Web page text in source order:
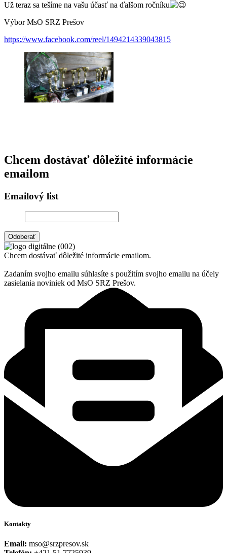
Už teraz sa tešíme na vašu účasť na ďalšom ročníku
Výbor MsO SRZ Prešov
https://www.facebook.com/reel/1494214339043815
Chcem dostávať dôležité informácie
emailom
Emailový list
Chcem dostávať dôležité informácie emailom.
Zadaním svojho emailu súhlasíte s použitím svojho emailu na účely
zasielania noviniek od MsO SRZ Prešov.
Kontakty
Email: mso@srzpresov.sk